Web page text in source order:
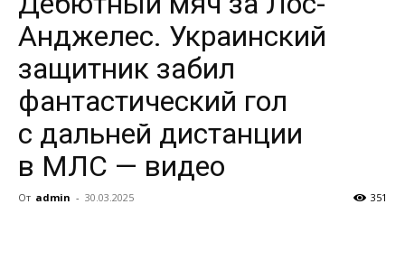
Анджелес. Украинский
защитник забил
фантастический гол
с дальней дистанции
в МЛС — видео
От admin - 30.03.2025 351